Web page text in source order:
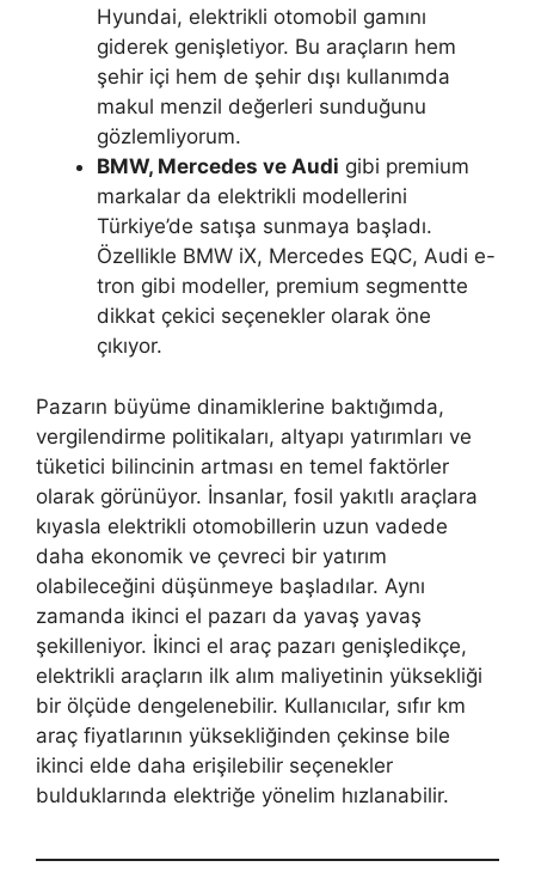
Hyundai, elektrikli otomobil gamını
giderek genişletiyor. Bu araçların hem
şehir içi hem de şehir dışı kullanımda
makul menzil değerleri sunduğunu
gözlemliyorum.
BMW, Mercedes ve Audi gibi premium
markalar da elektrikli modellerini
Türkiye’de satışa sunmaya başladı.
Özellikle BMW iX, Mercedes EQC, Audi e-
tron gibi modeller, premium segmentte
dikkat çekici seçenekler olarak öne
çıkıyor.
Pazarın büyüme dinamiklerine baktığımda,
vergilendirme politikaları, altyapı yatırımları ve
tüketici bilincinin artması en temel faktörler
olarak görünüyor. İnsanlar, fosil yakıtlı araçlara
kıyasla elektrikli otomobillerin uzun vadede
daha ekonomik ve çevreci bir yatırım
olabileceğini düşünmeye başladılar. Aynı
zamanda ikinci el pazarı da yavaş yavaş
şekilleniyor. İkinci el araç pazarı genişledikçe,
elektrikli araçların ilk alım maliyetinin yüksekliği
bir ölçüde dengelenebilir. Kullanıcılar, sıfır km
araç fiyatlarının yüksekliğinden çekinse bile
ikinci elde daha erişilebilir seçenekler
bulduklarında elektriğe yönelim hızlanabilir.